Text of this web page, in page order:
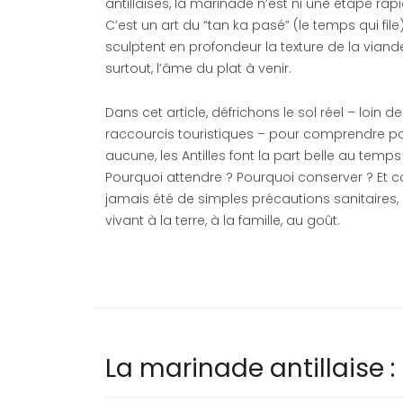
antillaises, la marinade n’est ni une étape
C’est un art du “tan ka pasé” (le temps qui
sculptent en profondeur la texture de la
surtout, l’âme du plat à venir.
Dans cet article, défrichons le sol réel – loin
raccourcis touristiques – pour comprendre
aucune, les Antilles font la part belle au
Pourquoi attendre ? Pourquoi conserver ? Et
jamais été de simples précautions
vivant à la terre, à la famille, au goût.
La marinade antillaise